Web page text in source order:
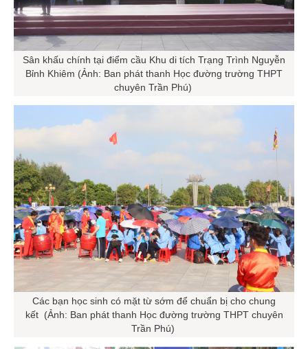
Sân khấu chính tại điểm cầu Khu di tích Trạng Trình Nguyễn
Bỉnh Khiêm (Ảnh: Ban phát thanh Học đường trường THPT
chuyên Trần Phú)
Các bạn học sinh có mặt từ sớm để chuẩn bị cho chung
kết (Ảnh: Ban phát thanh Học đường trường THPT chuyên
Trần Phú)